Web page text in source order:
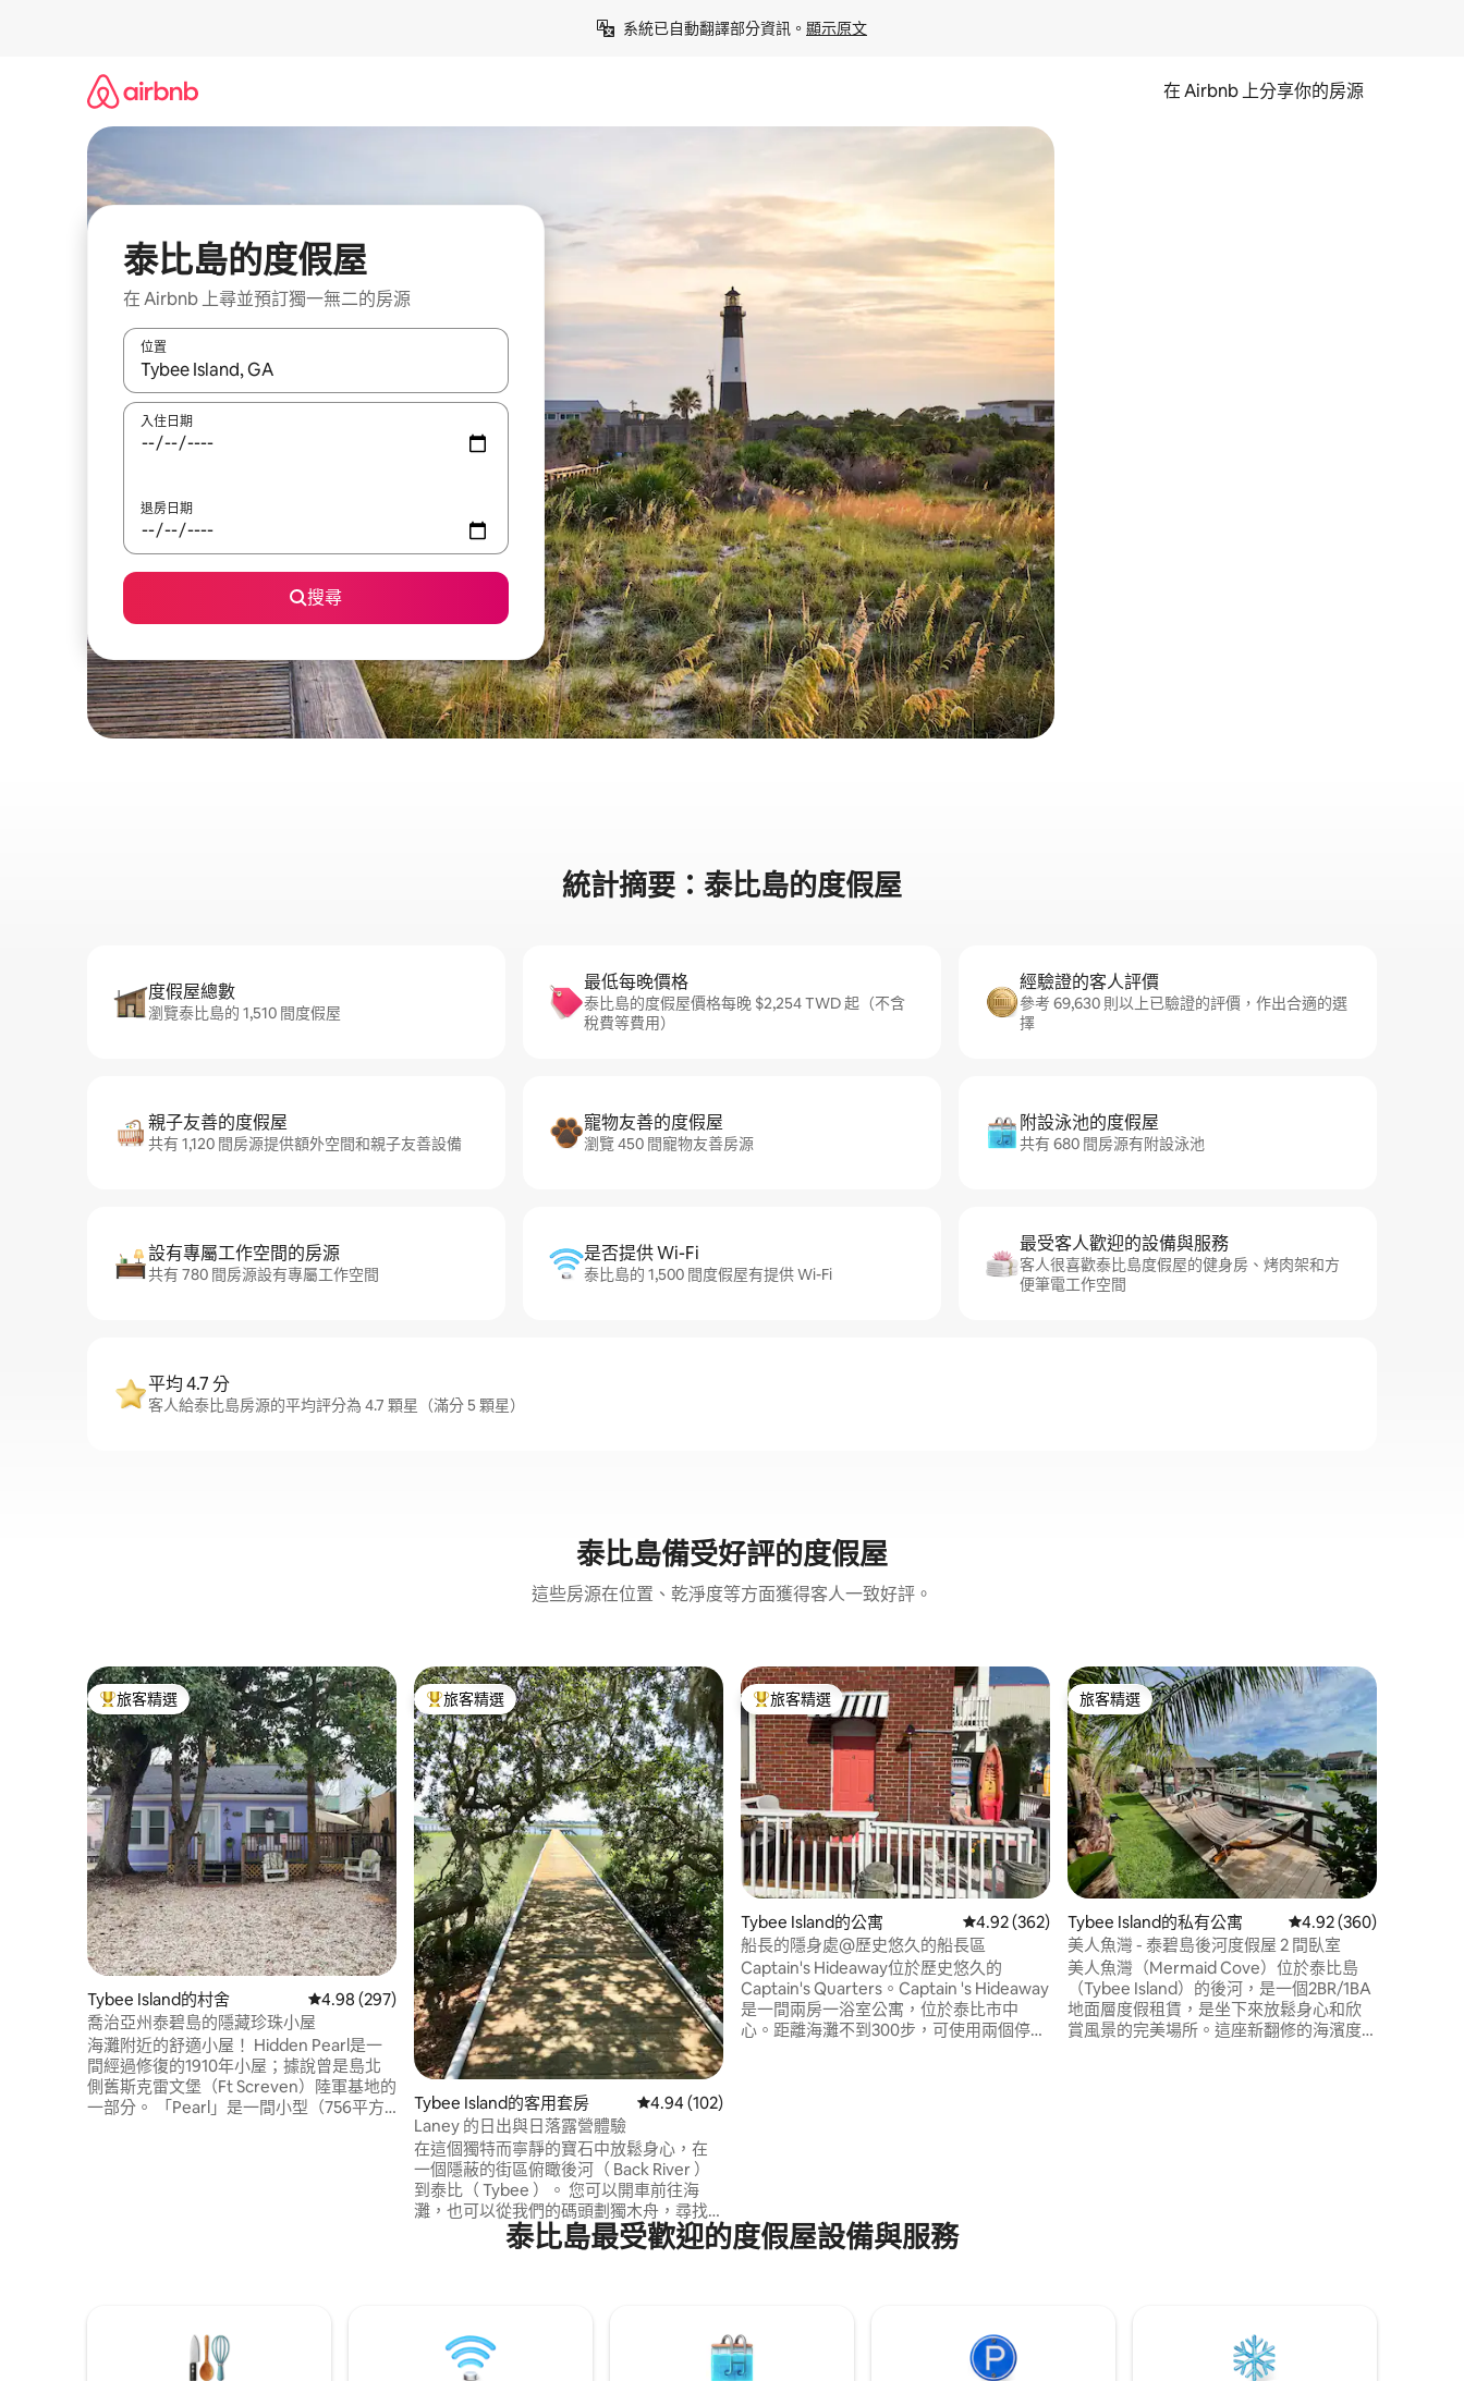
系統已自動翻譯部分資訊。 顯示原文
在 Airbnb 上分享你的房源
泰比島的度假屋
在 Airbnb 上尋並預訂獨一無二的房源
位置
如有搜尋結果，瀏覽內容時請使用上下箭頭，或輕點、滑動裝置。
入住日期
退房日期
搜尋
統計摘要：泰比島的度假屋
度假屋總數
瀏覽泰比島的 1,510 間度假屋
最低每晚價格
泰比島的度假屋價格每晚 $2,254 TWD 起（不含
稅費等費用）
經驗證的客人評價
參考 69,630 則以上已驗證的評價，作出合適的選
擇
親子友善的度假屋
共有 1,120 間房源提供額外空間和親子友善設備
寵物友善的度假屋
瀏覽 450 間寵物友善房源
附設泳池的度假屋
共有 680 間房源有附設泳池
設有專屬工作空間的房源
共有 780 間房源設有專屬工作空間
是否提供 Wi-Fi
泰比島的 1,500 間度假屋有提供 Wi-Fi
最受客人歡迎的設備與服務
客人很喜歡泰比島度假屋的健身房、烤肉架和方
便筆電工作空間
平均 4.7 分
客人給泰比島房源的平均評分為 4.7 顆星（滿分 5 顆星）
泰比島備受好評的度假屋
這些房源在位置、乾淨度等方面獲得客人一致好評。
旅客精選榜首
旅客精選
Tybee Island的村舍 從 297 則評價中獲得 4.98 的平均評分（滿分 5 分）
4.98 (297)
喬治亞州泰碧島的隱藏珍珠小屋
海灘附近的舒適小屋！ Hidden Pearl是一
間經過修復的1910年小屋；據說曾是島北
側舊斯克雷文堡（Ft Screven）陸軍基地的
一部分。 「Pearl」是一間小型（756平方
旅客精選榜首
旅客精選
Tybee Island的客用套房 從 102 則評價中獲得 4.94 的平均評分（滿分 5 分）
4.94 (102)
Laney 的日出與日落露營體驗
在這個獨特而寧靜的寶石中放鬆身心，在
一個隱蔽的街區俯瞰後河（ Back River ）
到泰比（ Tybee ）。 您可以開車前往海
灘，也可以從我們的碼頭劃獨木舟，尋找
充滿冒險精神的靈魂。 一邊有數英裏的沼
澤，另一邊是後河流向大海，欣賞日出和
樓下套房在私人住宅中擁有自己的入口。
快來成為我們的房客吧。
旅客精選榜首
旅客精選
Tybee Island的公寓 從 362 則評價中獲得 4.92 的平均評分（滿分 5 分）
4.92 (362)
船長的隱身處@歷史悠久的船長區
Captain's Hideaway位於歷史悠久的
Captain's Quarters。Captain 's Hideaway
是一間兩房一浴室公寓，位於泰比市中
心。距離海灘不到300步，可使用兩個停車
旅客精選
旅客精選
Tybee Island的私有公寓 從 360 則評價中獲得
4.92 (360)
美人魚灣 - 泰碧島後河度假屋 2 間臥室
美人魚灣（Mermaid Cove）位於泰比島
（Tybee Island）的後河，是一個2BR/1BA
地面層度假租賃，是坐下來放鬆身心和欣
賞風景的完美場所。這座新翻修的海濱度
泰比島最受歡迎的度假屋設備與服務